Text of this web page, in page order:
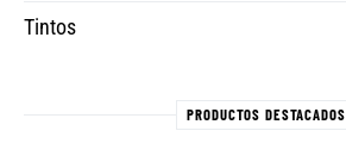
Tintos
PRODUCTOS DESTACADOS